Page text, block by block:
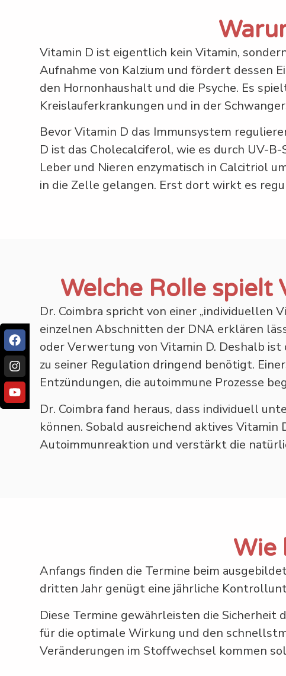
Vitamin D ist eigentlich kein Vitamin,
Aufnahme von Kalzium und fördert dessen
den Hornonhaushalt und die Psyche. Es
Kreislauferkrankungen und in der
Bevor Vitamin D das Immunsystem
D ist das Cholecalciferol, wie es durch UV-
Leber und Nieren enzymatisch in Calcitriol
in die Zelle gelangen. Erst dort wirkt es
Welche Rolle spielt
Dr. Coimbra spricht von einer „individuellen
einzelnen Abschnitten der DNA erklären
oder Verwertung von Vitamin D. Deshalb
zu seiner Regulation dringend benötigt.
Entzündungen, die autoimmune Prozesse
Dr. Coimbra fand heraus, dass individuell
können. Sobald ausreichend aktives
Autoimmunreaktion und verstärkt die
Wie
Anfangs finden die Termine beim
dritten Jahr genügt eine jährliche
Diese Termine gewährleisten die Sicherheit
für die optimale Wirkung und den
Veränderungen im Stoffwechsel kommen